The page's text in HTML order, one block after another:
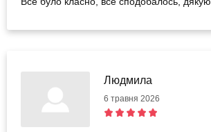
Людмила
6 травня 2026